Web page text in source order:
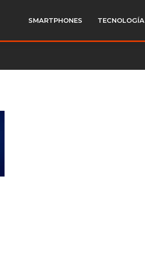
SMARTPHONES TECNOLOGÍA